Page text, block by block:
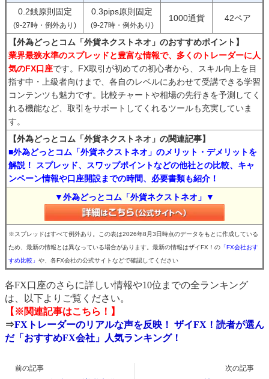
0.2銭原則固定
(9-27時・例外あり)
0.3pips原則固定
(9-27時・例外あり)
1000通貨 42ペア
【外為どっとコム「外貨ネクストネオ」のおすすめポイント】
業界最狭水準のスプレッドと豊富な情報で、多くのトレーダーに人
気のFX口座です。FX取引が初めての初心者から、スキル向上を目
指す中・上級者向けまで、各自のレベルにあわせて受講できる学習
コンテンツも魅力です。比較チャートや相場の先行きを予測してく
れる機能など、取引をサポートしてくれるツールも充実していま
す。
【外為どっとコム「外貨ネクストネオ」の関連記事】
■外為どっとコム「外貨ネクストネオ」のメリット・デメリットを
解説！ スプレッド、スワップポイントなどの他社との比較、キャ
ンペーン情報や口座開設までの時間、必要書類も紹介！
▼外為どっとコム「外貨ネクストネオ」▼
※スプレッドはすべて例外あり。この表は2026年8月3日時点のデータをもとに作成している
ため、最新の情報とは異なっている場合があります。最新の情報はザイFX！の 「FX会社おす
すめ比較」 や、各FX会社の公式サイトなどで確認してください
各FX口座のさらに詳しい情報や10位までの全ランキング
は、以下よりご覧ください。
【※関連記事はこちら！】
⇒FXトレーダーのリアルな声を反映！ ザイFX！読者が選ん
だ「おすすめFX会社」人気ランキング！
前の記事 次の記事